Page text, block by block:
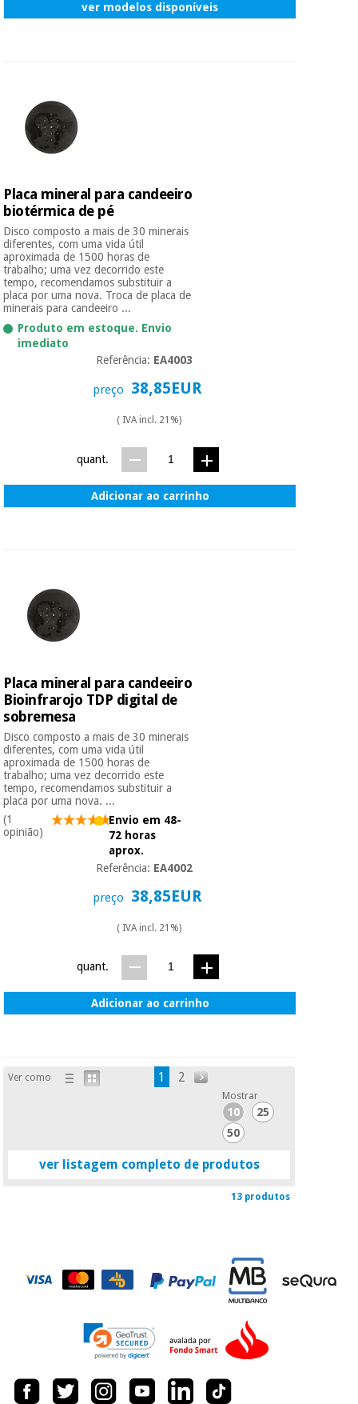
ver modelos disponíveis
Placa mineral para candeeiro
biotérmica de pé
Disco composto a mais de 30 minerais
diferentes, com uma vida útil
aproximada de 1500 horas de
trabalho; uma vez decorrido este
tempo, recomendamos substituir a
placa por uma nova. Troca de placa de
minerais para candeeiro ...
Produto em estoque. Envio
imediato
Referência: EA4003
preço 38,85EUR
( IVA incl. 21%)
quant.
Adicionar ao carrinho
Placa mineral para candeeiro
Bioinfrarojo TDP digital de
sobremesa
Disco composto a mais de 30 minerais
diferentes, com uma vida útil
aproximada de 1500 horas de
trabalho; uma vez decorrido este
tempo, recomendamos substituir a
placa por uma nova. ...
(1
opinião)
Envio em 48-
72 horas
aprox.
Referência: EA4002
preço 38,85EUR
( IVA incl. 21%)
quant.
Adicionar ao carrinho
Ver como 1 2
Mostrar
10
25
50
ver listagem completo de produtos
13 produtos